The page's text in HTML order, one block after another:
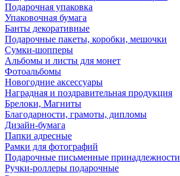
Подарочная упаковка
Упаковочная бумага
Банты декоративные
Подарочные пакеты, коробки, мешочки
Сумки-шопперы
Альбомы и листы для монет
Фотоальбомы
Новогодние аксессуары
Наградная и поздравительная продукция
Брелоки, Магниты
Благодарности, грамоты, дипломы
Дизайн-бумага
Папки адресные
Рамки для фотографий
Подарочные письменные принадлежности
Ручки-роллеры подарочные